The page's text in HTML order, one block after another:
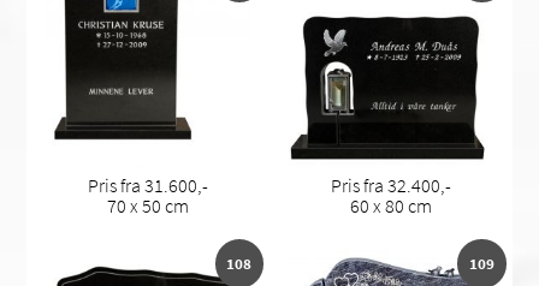
Pris fra 31.600,-
70 x 50 cm
Pris fra 32.400,-
60 x 80 cm
108 109